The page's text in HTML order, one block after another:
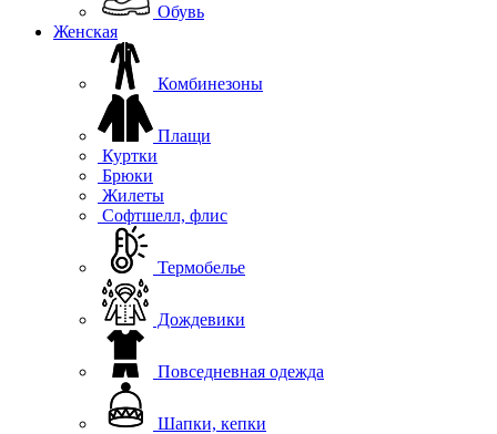
Обувь
Женская
Комбинезоны
Плащи
Куртки
Брюки
Жилеты
Софтшелл, флис
Термобелье
Дождевики
Повседневная одежда
Шапки, кепки